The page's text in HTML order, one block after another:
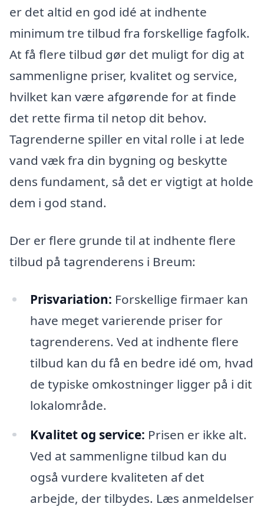
er det altid en god idé at indhente
minimum tre tilbud fra forskellige fagfolk.
At få flere tilbud gør det muligt for dig at
sammenligne priser, kvalitet og service,
hvilket kan være afgørende for at finde
det rette firma til netop dit behov.
Tagrenderne spiller en vital rolle i at lede
vand væk fra din bygning og beskytte
dens fundament, så det er vigtigt at holde
dem i god stand.
Der er flere grunde til at indhente flere
tilbud på tagrenderens i Breum:
Prisvariation: Forskellige firmaer kan
have meget varierende priser for
tagrenderens. Ved at indhente flere
tilbud kan du få en bedre idé om, hvad
de typiske omkostninger ligger på i dit
lokalområde.
Kvalitet og service: Prisen er ikke alt.
Ved at sammenligne tilbud kan du
også vurdere kvaliteten af det
arbejde, der tilbydes. Læs anmeldelser